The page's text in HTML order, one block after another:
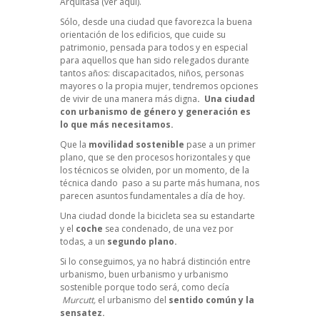
Sólo, desde una ciudad que favorezca la buena
orientación de los edificios, que cuide su
patrimonio, pensada para todos y en especial
para aquellos que han sido relegados durante
tantos años: discapacitados, niños, personas
mayores o la propia mujer, tendremos opciones
de vivir de una manera más digna. Una ciudad
con urbanismo de género y generación es
lo que más necesitamos.
Que la movilidad sostenible pase a un primer
plano, que se den procesos horizontales y que
los técnicos se olviden, por un momento, de la
técnica dando paso a su parte más humana, nos
parecen asuntos fundamentales a día de hoy.
Una ciudad donde la bicicleta sea su estandarte
y el coche sea condenado, de una vez por
todas, a un segundo plano.
Si lo conseguimos, ya no habrá distinción entre
urbanismo, buen urbanismo y urbanismo
sostenible porque todo será, como decía
Murcutt, el urbanismo del sentido común y la
sensatez.